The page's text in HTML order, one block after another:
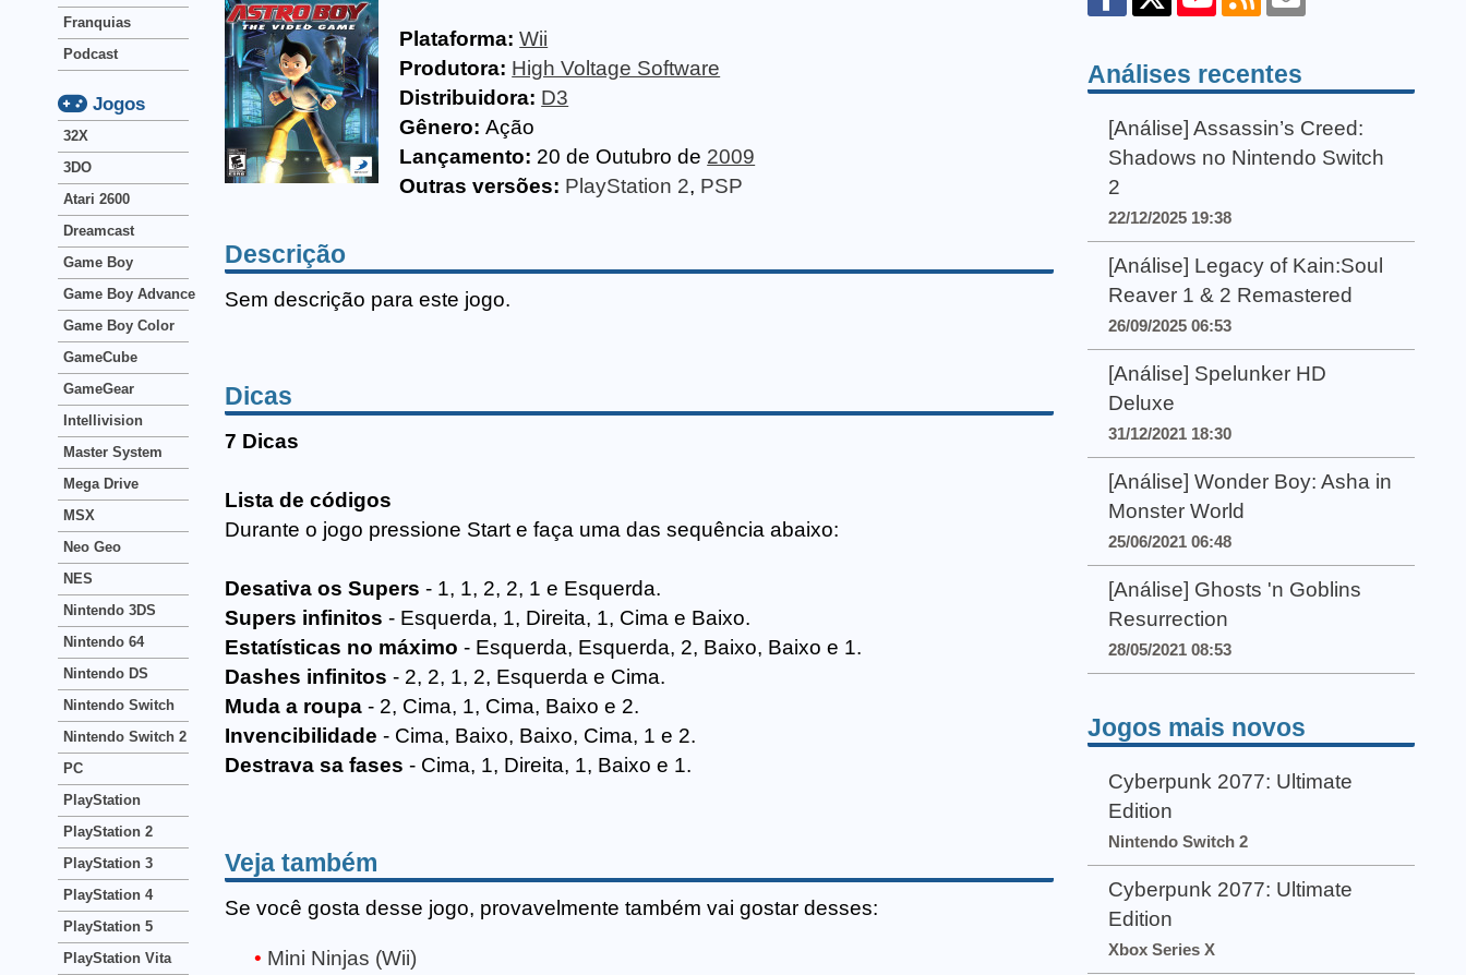
Plataforma: Wii
Produtora: High Voltage Software
Distribuidora: D3
Gênero: Ação
Lançamento: 20 de Outubro de 2009
Outras versões: PlayStation 2, PSP
Descrição
Sem descrição para este jogo.
Dicas
7 Dicas
Lista de códigos
Durante o jogo pressione Start e faça uma das sequência abaixo:
Desativa os Supers - 1, 1, 2, 2, 1 e Esquerda.
Supers infinitos - Esquerda, 1, Direita, 1, Cima e Baixo.
Estatísticas no máximo - Esquerda, Esquerda, 2, Baixo, Baixo e 1.
Dashes infinitos - 2, 2, 1, 2, Esquerda e Cima.
Muda a roupa - 2, Cima, 1, Cima, Baixo e 2.
Invencibilidade - Cima, Baixo, Baixo, Cima, 1 e 2.
Destrava sa fases - Cima, 1, Direita, 1, Baixo e 1.
Veja também
Se você gosta desse jogo, provavelmente também vai gostar desses:
Mini Ninjas (Wii)
Franquias
Podcast
Jogos
32X
3DO
Atari 2600
Dreamcast
Game Boy
Game Boy Advance
Game Boy Color
GameCube
GameGear
Intellivision
Master System
Mega Drive
MSX
Neo Geo
NES
Nintendo 3DS
Nintendo 64
Nintendo DS
Nintendo Switch
Nintendo Switch 2
PC
PlayStation
PlayStation 2
PlayStation 3
PlayStation 4
PlayStation 5
PlayStation Vita
Análises recentes
[Análise] Assassin’s Creed:
Shadows no Nintendo Switch
2
22/12/2025 19:38
[Análise] Legacy of Kain:Soul
Reaver 1 & 2 Remastered
26/09/2025 06:53
[Análise] Spelunker HD
Deluxe
31/12/2021 18:30
[Análise] Wonder Boy: Asha in
Monster World
25/06/2021 06:48
[Análise] Ghosts 'n Goblins
Resurrection
28/05/2021 08:53
Jogos mais novos
Cyberpunk 2077: Ultimate
Edition
Nintendo Switch 2
Cyberpunk 2077: Ultimate
Edition
Xbox Series X